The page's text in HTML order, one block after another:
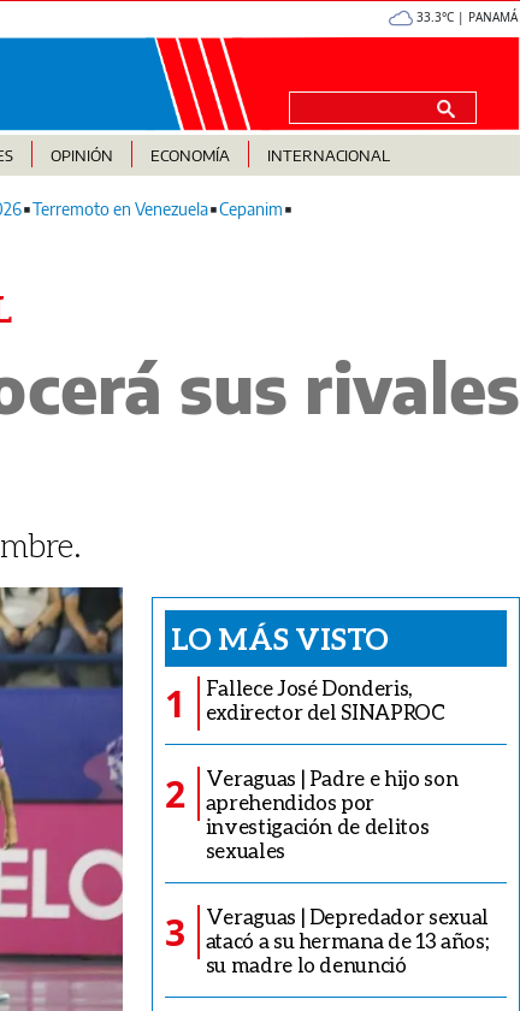
33.3°C | PANAMÁ
OPINIÓN ECONOMÍA INTERNACIONAL
Terremoto en Venezuela Cepanim
sus rivales
LO MÁS VISTO
1
Fallece José Donderis,
exdirector del SINAPROC
2
Veraguas | Padre e hijo son
aprehendidos por
investigación de delitos
sexuales
3
Veraguas | Depredador sexual
atacó a su hermana de 13 años;
su madre lo denunció